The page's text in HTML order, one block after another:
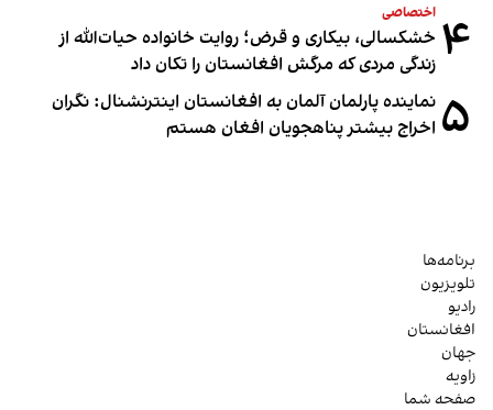
۴ اختصاصی
خشکسالی، بیکاری و قرض؛ روایت خانواده حیات‌الله از
زندگی مردی که مرگش افغانستان را تکان داد
۵ نماینده پارلمان آلمان به افغانستان اینترنشنال: نگران
اخراج بیشتر پناهجویان افغان هستم
برنامه‌ها
تلویزیون
رادیو
افغانستان
جهان
زاویه
صفحه شما